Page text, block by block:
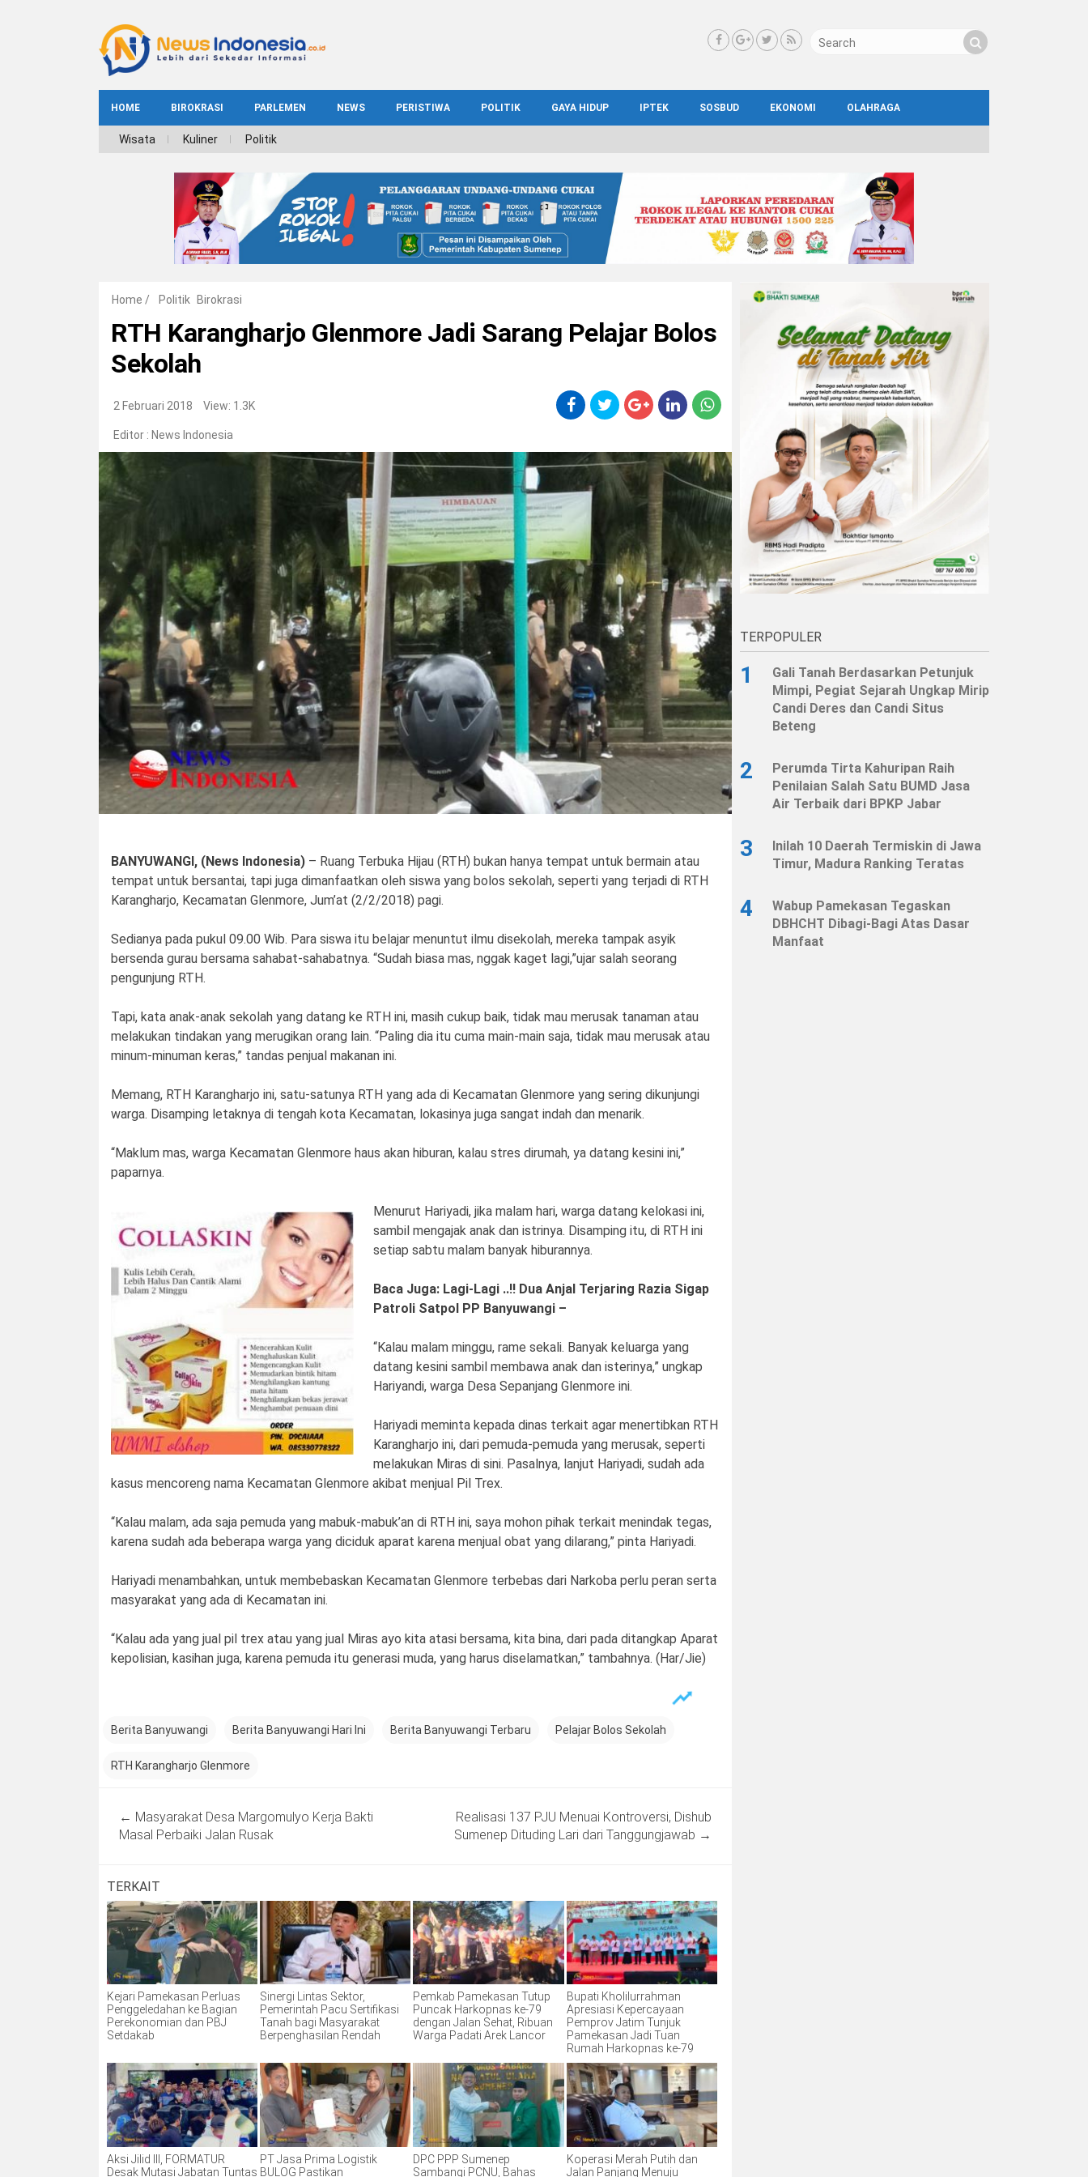
HOME BIROKRASI PARLEMEN NEWS PERISTIWA POLITIK GAYA HIDUP IPTEK SOSBUD EKONOMI OLAHRAGA
INDEKS BIROKRASI
Wisata Kuliner Politik
Home / Politik Birokrasi
RTH Karangharjo Glenmore Jadi Sarang Pelajar Bolos
Sekolah
2 Februari 2018 View: 1.3K
Editor : News Indonesia
BANYUWANGI, (News Indonesia) – Ruang Terbuka Hijau (RTH) bukan hanya tempat untuk bermain atau
tempat untuk bersantai, tapi juga dimanfaatkan oleh siswa yang bolos sekolah, seperti yang terjadi di RTH
Karangharjo, Kecamatan Glenmore, Jum’at (2/2/2018) pagi.
Sedianya pada pukul 09.00 Wib. Para siswa itu belajar menuntut ilmu disekolah, mereka tampak asyik
bersenda gurau bersama sahabat-sahabatnya. “Sudah biasa mas, nggak kaget lagi,”ujar salah seorang
pengunjung RTH.
Tapi, kata anak-anak sekolah yang datang ke RTH ini, masih cukup baik, tidak mau merusak tanaman atau
melakukan tindakan yang merugikan orang lain. “Paling dia itu cuma main-main saja, tidak mau merusak atau
minum-minuman keras,” tandas penjual makanan ini.
Memang, RTH Karangharjo ini, satu-satunya RTH yang ada di Kecamatan Glenmore yang sering dikunjungi
warga. Disamping letaknya di tengah kota Kecamatan, lokasinya juga sangat indah dan menarik.
“Maklum mas, warga Kecamatan Glenmore haus akan hiburan, kalau stres dirumah, ya datang kesini ini,”
paparnya.
Menurut Hariyadi, jika malam hari, warga datang kelokasi ini,
sambil mengajak anak dan istrinya. Disamping itu, di RTH ini
setiap sabtu malam banyak hiburannya.
Baca Juga: Lagi-Lagi ..!! Dua Anjal Terjaring Razia Sigap
Patroli Satpol PP Banyuwangi –
“Kalau malam minggu, rame sekali. Banyak keluarga yang
datang kesini sambil membawa anak dan isterinya,” ungkap
Hariyandi, warga Desa Sepanjang Glenmore ini.
Hariyadi meminta kepada dinas terkait agar menertibkan RTH
Karangharjo ini, dari pemuda-pemuda yang merusak, seperti
melakukan Miras di sini. Pasalnya, lanjut Hariyadi, sudah ada
kasus mencoreng nama Kecamatan Glenmore akibat menjual Pil Trex.
“Kalau malam, ada saja pemuda yang mabuk-mabuk’an di RTH ini, saya mohon pihak terkait menindak tegas,
karena sudah ada beberapa warga yang diciduk aparat karena menjual obat yang dilarang,” pinta Hariyadi.
Hariyadi menambahkan, untuk membebaskan Kecamatan Glenmore terbebas dari Narkoba perlu peran serta
masyarakat yang ada di Kecamatan ini.
“Kalau ada yang jual pil trex atau yang jual Miras ayo kita atasi bersama, kita bina, dari pada ditangkap Aparat
kepolisian, kasihan juga, karena pemuda itu generasi muda, yang harus diselamatkan,” tambahnya. (Har/Jie)
Berita Banyuwangi Berita Banyuwangi Hari Ini Berita Banyuwangi Terbaru Pelajar Bolos Sekolah
RTH Karangharjo Glenmore
navigation
← Masyarakat Desa Margomulyo Kerja Bakti
Masal Perbaiki Jalan Rusak
Realisasi 137 PJU Menuai Kontroversi, Dishub
Sumenep Dituding Lari dari Tanggungjawab →
TERKAIT
Kejari Pamekasan Perluas
Penggeledahan ke Bagian
Perekonomian dan PBJ
Setdakab
Sinergi Lintas Sektor,
Pemerintah Pacu Sertifikasi
Tanah bagi Masyarakat
Berpenghasilan Rendah
Pemkab Pamekasan Tutup
Puncak Harkopnas ke-79
dengan Jalan Sehat, Ribuan
Warga Padati Arek Lancor
Bupati Kholilurrahman
Apresiasi Kepercayaan
Pemprov Jatim Tunjuk
Pamekasan Jadi Tuan
Rumah Harkopnas ke-79
Aksi Jilid III, FORMATUR
Desak Mutasi Jabatan Tuntas
PT Jasa Prima Logistik
BULOG Pastikan
DPC PPP Sumenep
Sambangi PCNU, Bahas
Koperasi Merah Putih dan
Jalan Panjang Menuju
TERPOPULER
1
Gali Tanah Berdasarkan Petunjuk
Mimpi, Pegiat Sejarah Ungkap Mirip
Candi Deres dan Candi Situs
Beteng
2
Perumda Tirta Kahuripan Raih
Penilaian Salah Satu BUMD Jasa
Air Terbaik dari BPKP Jabar
3
Inilah 10 Daerah Termiskin di Jawa
Timur, Madura Ranking Teratas
4
Wabup Pamekasan Tegaskan
DBHCHT Dibagi-Bagi Atas Dasar
Manfaat